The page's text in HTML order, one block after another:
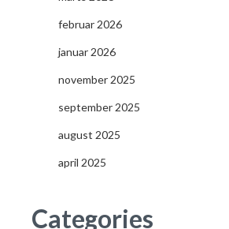
februar 2026
januar 2026
november 2025
september 2025
august 2025
april 2025
Categories